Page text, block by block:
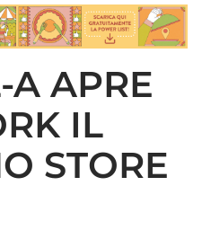
A APRE
IL
STORE